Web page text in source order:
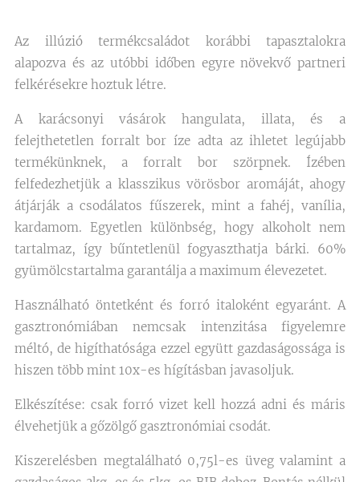
Az illúzió termékcsaládot korábbi tapasztalokra
alapozva és az utóbbi időben egyre növekvő partneri
felkérésekre hoztuk létre.
A karácsonyi vásárok hangulata, illata, és a
felejthetetlen forralt bor íze adta az ihletet legújabb
termékünknek, a forralt bor szörpnek. Ízében
felfedezhetjük a klasszikus vörösbor aromáját, ahogy
átjárják a csodálatos fűszerek, mint a fahéj, vanília,
kardamom. Egyetlen különbség, hogy alkoholt nem
tartalmaz, így bűntetlenül fogyaszthatja bárki. 60%
gyümölcstartalma garantálja a maximum élevezetet.
Használható öntetként és forró italoként egyaránt. A
gasztronómiában nemcsak intenzitása figyelemre
méltó, de higíthatósága ezzel együtt gazdaságossága is
hiszen több mint 10x-es hígításban javasoljuk.
Elkészítése: csak forró vizet kell hozzá adni és máris
élvehetjük a gőzölgő gasztronómiai csodát.
Kiszerelésben megtalálható 0,75l-es üveg valamint a